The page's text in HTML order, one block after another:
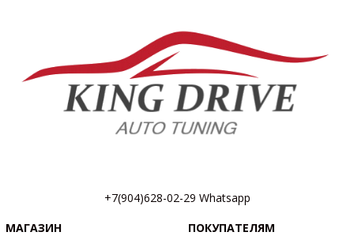
+7(904)628-02-29 Whatsapp
МАГАЗИН
ПОКУПАТЕЛЯМ